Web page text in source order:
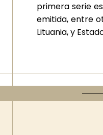
primera serie
emitida, entre
Lituania, y